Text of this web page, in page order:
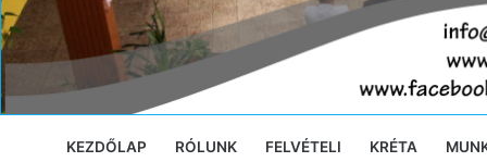
KEZDŐLAP RÓLUNK FELVÉTELI KRÉTA